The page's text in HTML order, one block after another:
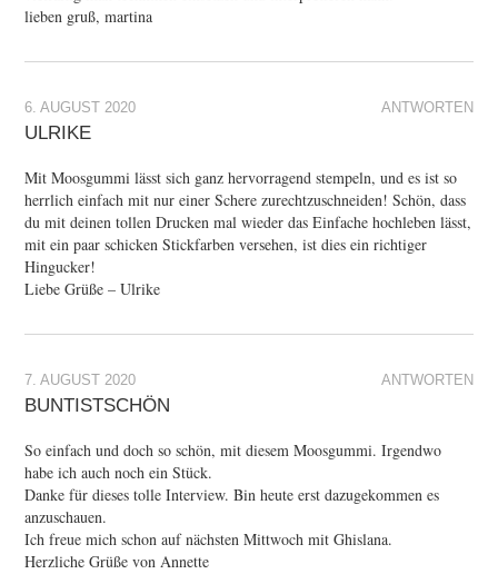
lieben gruß, martina
ANTWORTEN
6. AUGUST 2020
ULRIKE
Mit Moosgummi lässt sich ganz hervorragend stempeln, und es ist so
herrlich einfach mit nur einer Schere zurechtzuschneiden! Schön, dass
du mit deinen tollen Drucken mal wieder das Einfache hochleben lässt,
mit ein paar schicken Stickfarben versehen, ist dies ein richtiger
Hingucker!
Liebe Grüße – Ulrike
ANTWORTEN
7. AUGUST 2020
BUNTISTSCHÖN
So einfach und doch so schön, mit diesem Moosgummi. Irgendwo
habe ich auch noch ein Stück.
Danke für dieses tolle Interview. Bin heute erst dazugekommen es
anzuschauen.
Ich freue mich schon auf nächsten Mittwoch mit Ghislana.
Herzliche Grüße von Annette